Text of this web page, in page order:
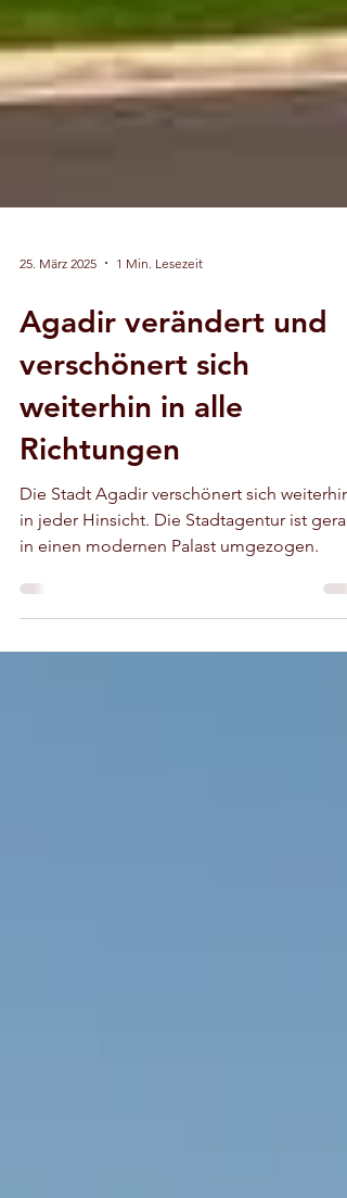
Agadir verändert und
verschönert sich
weiterhin in alle
Richtungen
Die Stadt Agadir verschönert sich weiterhin
in jeder Hinsicht. Die Stadtagentur ist
in einen modernen Palast umgezogen.